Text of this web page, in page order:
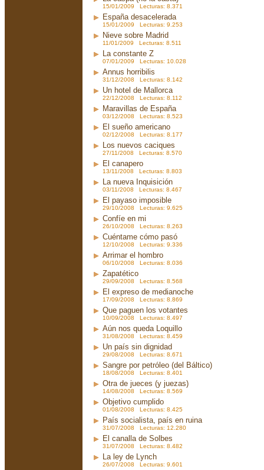
15/01/2009 Lecturas: 8.371
España desacelerada
15/01/2009 Lecturas: 9.253
Nieve sobre Madrid
11/01/2009 Lecturas: 8.511
La constante Z
07/01/2009 Lecturas: 10.028
Annus horribilis
31/12/2008 Lecturas: 8.142
Un hotel de Mallorca
22/12/2008 Lecturas: 8.112
Maravillas de España
03/12/2008 Lecturas: 8.523
El sueño americano
02/12/2008 Lecturas: 8.177
Los nuevos caciques
27/11/2008 Lecturas: 8.570
El canapero
13/11/2008 Lecturas: 8.803
La nueva Inquisición
03/11/2008 Lecturas: 8.467
El payaso imposible
29/10/2008 Lecturas: 9.625
Confíe en mi
26/10/2008 Lecturas: 8.263
Cuéntame cómo pasó
12/10/2008 Lecturas: 9.336
Arrimar el hombro
06/10/2008 Lecturas: 8.036
Zapatético
29/09/2008 Lecturas: 8.568
El expreso de medianoche
17/09/2008 Lecturas: 8.869
Que paguen los votantes
10/09/2008 Lecturas: 8.497
Aún nos queda Loquillo
31/08/2008 Lecturas: 8.459
Un país sin dignidad
29/08/2008 Lecturas: 8.671
Sangre por petróleo (del Báltico)
18/08/2008 Lecturas: 8.401
Otra de jueces (y juezas)
14/08/2008 Lecturas: 8.569
Objetivo cumplido
01/08/2008 Lecturas: 8.425
País socialista, país en ruina
31/07/2008 Lecturas: 12.280
El canalla de Solbes
31/07/2008 Lecturas: 8.482
La ley de Lynch
26/07/2008 Lecturas: 9.601